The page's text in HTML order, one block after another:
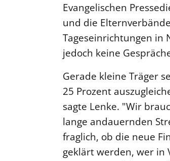
Evangelischen
und die
Tageseinrichtungen in
jedoch keine
Gerade kleine Träger
25 Prozent
sagte Lenke. "Wir
lange andauernden
fraglich, ob die neue
geklärt werden, wer in